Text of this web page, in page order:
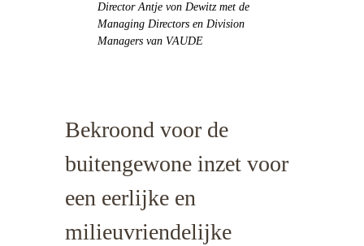
Director Antje von Dewitz met de
Managing Directors en Division
Managers van VAUDE
Bekroond voor de
buitengewone inzet voor
een eerlijke en
milieuvriendelijke